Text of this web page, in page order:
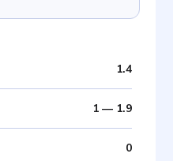
1.4
1— 1.9
0